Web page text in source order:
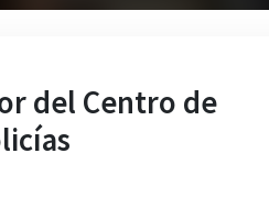
del Centro de